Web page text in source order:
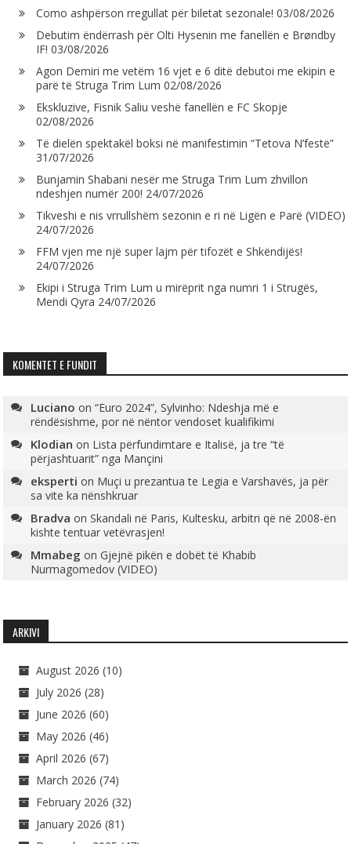
Como ashpërson rregullat për biletat sezonale! 03/08/2026
Debutim ëndërrash për Olti Hysenin me fanellën e Brøndby
IF! 03/08/2026
Agon Demiri me vetëm 16 vjet e 6 ditë debutoi me ekipin e
parë të Struga Trim Lum 02/08/2026
Ekskluzive, Fisnik Saliu veshë fanellën e FC Skopje
02/08/2026
Të dielën spektakël boksi në manifestimin “Tetova N’festë”
31/07/2026
Bunjamin Shabani nesër me Struga Trim Lum zhvillon
ndeshjen numër 200! 24/07/2026
Tikveshi e nis vrrullshëm sezonin e ri në Ligën e Parë (VIDEO)
24/07/2026
FFM vjen me një super lajm për tifozët e Shkëndijës!
24/07/2026
Ekipi i Struga Trim Lum u mirëprit nga numri 1 i Strugës,
Mendi Qyra 24/07/2026
KOMENTET E FUNDIT
Luciano on“Euro 2024”, Sylvinho: Ndeshja më e
rëndësishme, por në nëntor vendoset kualifikimi
Klodian on Lista përfundimtare e Italisë, ja tre “të
përjashtuarit” nga Mançini
eksperti on Muçi u prezantua te Legia e Varshavës, ja për
sa vite ka nënshkruar
Bradva onSkandali në Paris, Kultesku, arbitri që në 2008-ën
kishte tentuar vetëvrasjen!
Mmabeg onGjejnë pikën e dobët të Khabib
Nurmagomedov (VIDEO)
ARKIVI
August 2026 (10)
July 2026 (28)
June 2026 (60)
May 2026 (46)
April 2026 (67)
March 2026 (74)
February 2026 (32)
January 2026 (81)